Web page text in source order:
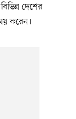
দেশের
করেন।